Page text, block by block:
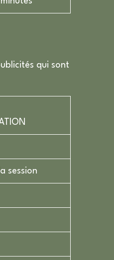
qui sont
session